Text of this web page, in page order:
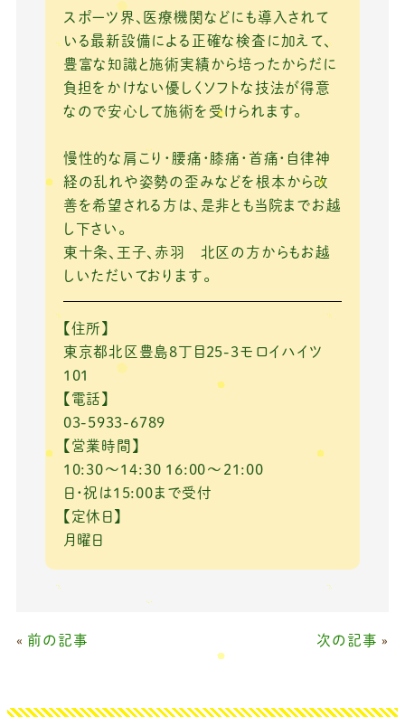
スポーツ界、医療機関などにも導入されて
いる最新設備による正確な検査に加えて、
豊富な知識と施術実績から培ったからだに
負担をかけない優しくソフトな技法が得意
なので安心して施術を受けられます。
慢性的な肩こり・腰痛・膝痛・首痛・自律神
経の乱れや姿勢の歪みなどを根本から改
善を希望される方は、是非とも当院までお越
し下さい。
東十条、王子、赤羽 北区の方からもお越
しいただいております。
【住所】
東京都北区豊島8丁目25-3モロイハイツ
101
【電話】
03-5933-6789
【営業時間】
10:30～14:30 16:00～21:00
日・祝は15:00まで受付
【定休日】
月曜日
« 前の記事 次の記事 »